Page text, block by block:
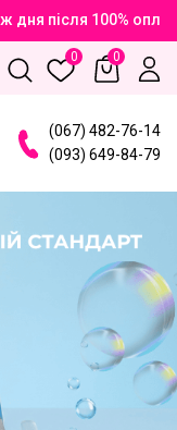
після 100%
0 0
(067) 482-76-14
(093) 649-84-79